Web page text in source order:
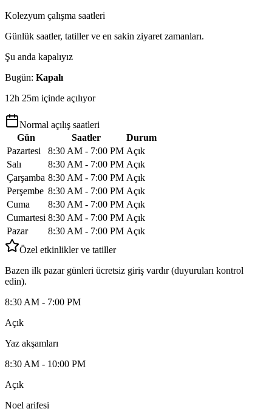
Kolezyum çalışma saatleri
Günlük saatler, tatiller ve en sakin ziyaret zamanları.
Şu anda kapalıyız
Bugün: Kapalı
12h 25m içinde açılıyor
Normal açılış saatleri
Gün
Saatler
Durum
Pazartesi
8:30 AM - 7:00 PM Açık
Salı
8:30 AM - 7:00 PM Açık
Çarşamba 8:30 AM - 7:00 PM Açık
Perşembe 8:30 AM - 7:00 PM Açık
Cuma
8:30 AM - 7:00 PM Açık
Cumartesi 8:30 AM - 7:00 PM Açık
Pazar
8:30 AM - 7:00 PM Açık
Özel etkinlikler ve tatiller
Bazen ilk pazar günleri ücretsiz giriş vardır (duyuruları kontrol
edin).
8:30 AM - 7:00 PM
Açık
Yaz akşamları
8:30 AM - 10:00 PM
Açık
Noel arifesi